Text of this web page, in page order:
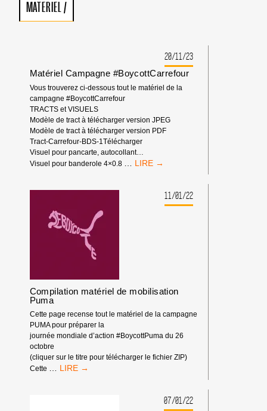
MATERIEL/
20/11/23
Matériel Campagne #BoycottCarrefour
Vous trouverez ci-dessous tout le matériel de la
campagne #BoycottCarrefour
TRACTS et VISUELS
Modèle de tract à télécharger version JPEG
Modèle de tract à télécharger version PDF
Tract-Carrefour-BDS-1Télécharger
Visuel pour pancarte, autocollant…
Visuel pour banderole 4×0.8
MATÉRIEL
#BOYCOTTCARREFOUR
11/01/22
Compilation matériel de mobilisation
Puma
Cette page recense tout le matériel de la campagne
PUMA pour préparer la
journée mondiale d’action #BoycottPuma du 26
octobre
(cliquer sur le titre pour télécharger le fichier ZIP)
Cette
COMPILATION
07/01/22